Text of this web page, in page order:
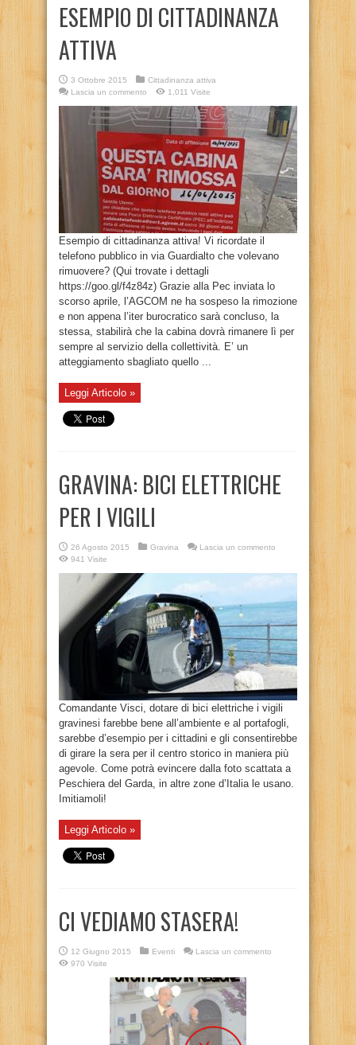
ESEMPIO DI CITTADINANZA
ATTIVA
3 Ottobre 2015
Cittadinanza attiva
Lascia un commento
1,011 Visite
Esempio di cittadinanza attiva! Vi ricordate il
telefono pubblico in via Guardialto che volevano
rimuovere? (Qui trovate i dettagli
https://goo.gl/f4z84z) Grazie alla Pec inviata lo
scorso aprile, l’AGCOM ne ha sospeso la rimozione
e non appena l’iter burocratico sarà concluso, la
stessa, stabilirà che la cabina dovrà rimanere lì per
sempre al servizio della collettività. E’ un
atteggiamento sbagliato quello ...
Leggi Articolo »
GRAVINA: BICI ELETTRICHE
PER I VIGILI
26 Agosto 2015 Gravina
Lascia un commento
941 Visite
Comandante Visci, dotare di bici elettriche i vigili
gravinesi farebbe bene all’ambiente e al portafogli,
sarebbe d’esempio per i cittadini e gli consentirebbe
di girare la sera per il centro storico in maniera più
agevole. Come potrà evincere dalla foto scattata a
Peschiera del Garda, in altre zone d’Italia le usano.
Imitiamoli!
Leggi Articolo »
CI VEDIAMO STASERA!
12 Giugno 2015 Eventi
Lascia un commento
970 Visite